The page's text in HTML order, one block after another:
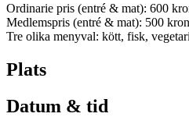
Ordinarie pris (entré & mat): 600
Medlemspris (entré & mat): 500
Tre olika menyval: kött, fisk,
Plats
Datum & tid